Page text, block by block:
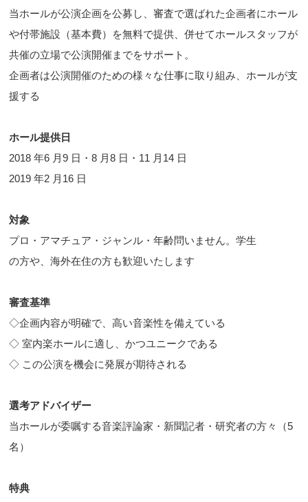
当ホールが公演企画を公募し、審査で選ばれた企画者にホール
や付帯施設（基本費）を無料で提供、併せてホールスタッフが
共催の立場で公演開催までをサポート。
企画者は公演開催のための様々な仕事に取り組み、ホールが支
援する
ホール提供日
2018 年6 月9 日・8 月8 日・11 月14 日
2019 年2 月16 日
対象
プロ・アマチュア・ジャンル・年齢問いません。学生
の方や、海外在住の方も歓迎いたします
審査基準
◇企画内容が明確で、高い音楽性を備えている
◇ 室内楽ホールに適し、かつユニークである
◇ この公演を機会に発展が期待される
選考アドバイザー
当ホールが委嘱する音楽評論家・新聞記者・研究者の方々（5
名）
特典